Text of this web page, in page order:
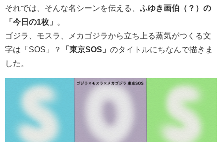
それでは、そんな名シーンを伝える、 ふゆき画伯（？）の
「今日の1枚」
ゴジラ、モスラ、メカゴジラから立ち上る蒸気がつくる文
字は「SOS」？
「東京SOS」 のタイトルにちなんで描きま
した。